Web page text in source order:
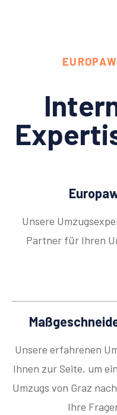
Unsere
Partner für Ihren
Unsere erfahrenen
Ihnen zur Seite, um
Umzugs von Graz
Ihre